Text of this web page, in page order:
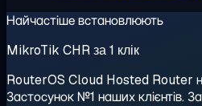
Найчастіше встановлюють
MikroTik CHR за 1 клік
RouterOS Cloud Hosted Router
Застосунок №1 наших клієнтів.